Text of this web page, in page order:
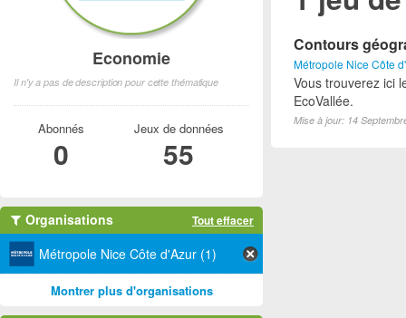
Contours
Métropole Nice Côte
Vous trouverez ici
EcoVallée.
Mise à jour: 14
Economie
Il n'y a pas de description pour cette thématique
Abonnés
0
Jeux de données
55
Organisations Tout effacer
Métropole Nice Côte d'Azur (1)
Montrer plus d'organisations